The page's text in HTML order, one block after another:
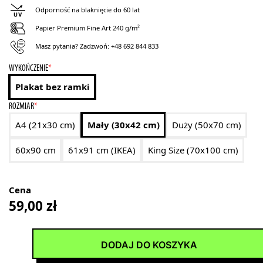
Odporność na blaknięcie do 60 lat
Papier Premium Fine Art 240 g/m²
Masz pytania? Zadzwoń: +48 692 844 833
*
WYKOŃCZENIE
Plakat bez ramki
*
ROZMIAR
A4 (21x30 cm) Mały (30x42 cm) Duży (50x70 cm)
60x90 cm 61x91 cm (IKEA) King Size (70x100 cm)
Cena
59,00 zł
DODAJ DO KOSZYKA